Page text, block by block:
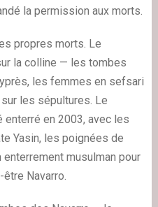
la permission aux morts.
propres morts. Le
la colline — les tombes
les femmes en sefsari
les sépultures. Le
en 2003, avec les
Yasin, les poignées de
musulman pour
être Navarro.